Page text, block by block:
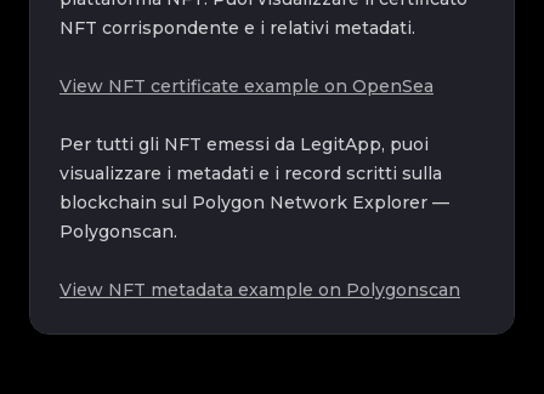
NFT corrispondente e i relativi metadati.
View NFT certificate example on OpenSea
Per tutti gli NFT emessi da LegitApp, puoi
visualizzare i metadati e i record scritti sulla
blockchain sul Polygon Network Explorer —
Polygonscan.
View NFT metadata example on Polygonscan